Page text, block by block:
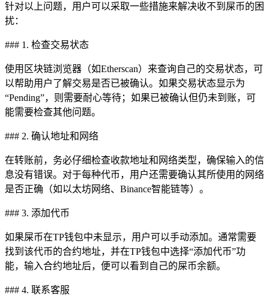
针对以上问题，用户可以采取一些措施来解决收不到屎币的困
扰：
### 1. 检查交易状态
使用区块链浏览器（如Etherscan）来查询自己的交易状态，可
以帮助用户了解交易是否已被确认。如果交易状态显示为
“Pending”，则需要耐心等待；如果已被确认但仍未到账，可
能需要检查其他问题。
### 2. 确认地址和网络
在转账前，务必仔细检查收款地址和网络类型，确保输入的信
息没有错误。对于每种代币，用户还需要确认其所使用的网络
是否正确（如以太坊网络、Binance智能链等）。
### 3. 添加代币
如果屎币在TP钱包中未显示，用户可以手动添加。通常需要
找到该代币的合约地址，并在TP钱包中选择“添加代币”功
能，输入合约地址后，便可以看到自己的屎币余额。
### 4. 联系客服